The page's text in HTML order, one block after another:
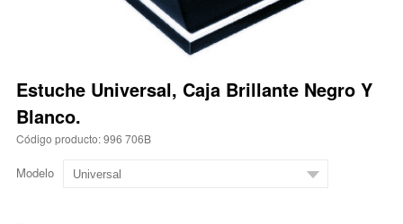
Estuche Universal, Caja Brillante Negro Y
Blanco.
Código producto: 996 706B
Modelo